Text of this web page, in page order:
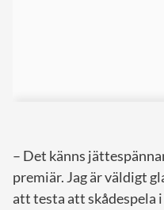
– Det känns
premiär. Jag är väldigt
att testa att skådespela